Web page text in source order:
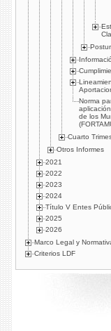
Norma
de los
Cuarto
Otros Informes
2021
2022
2023
2024
Título V Entes
2025
2026
Marco Legal y
Criterios LDF